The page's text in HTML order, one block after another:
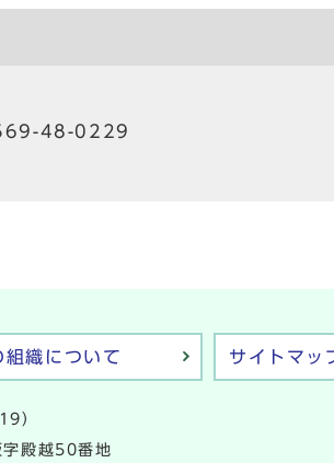
48-0229
組織について サイトマッ
）
殿越50番地